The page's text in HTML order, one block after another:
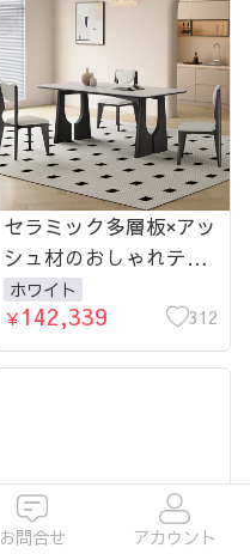
セラミック多層板×アッ
シュ材のおしゃれテー
ブル|洗練されたデザイ
ンでお部屋を格上げ
fjx-2643-table
ホワイト
￥142,339 312
お問合せ アカウント